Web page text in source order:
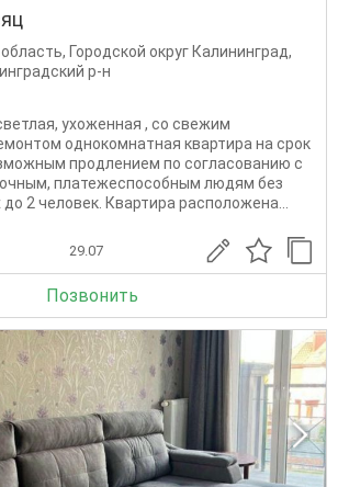
, Городской округ Калининград,
р-н
ухоженная , со свежим
однокомнатная квартира на срок
продлением по согласованию с
платежеспособным людям без
2 человек. Квартира расположена...
29.07
Позвонить